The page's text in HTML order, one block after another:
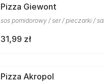
Pizza Giewont
sos pomidorowy / ser / pieczarki /
31,99 zł
Pizza Akropol